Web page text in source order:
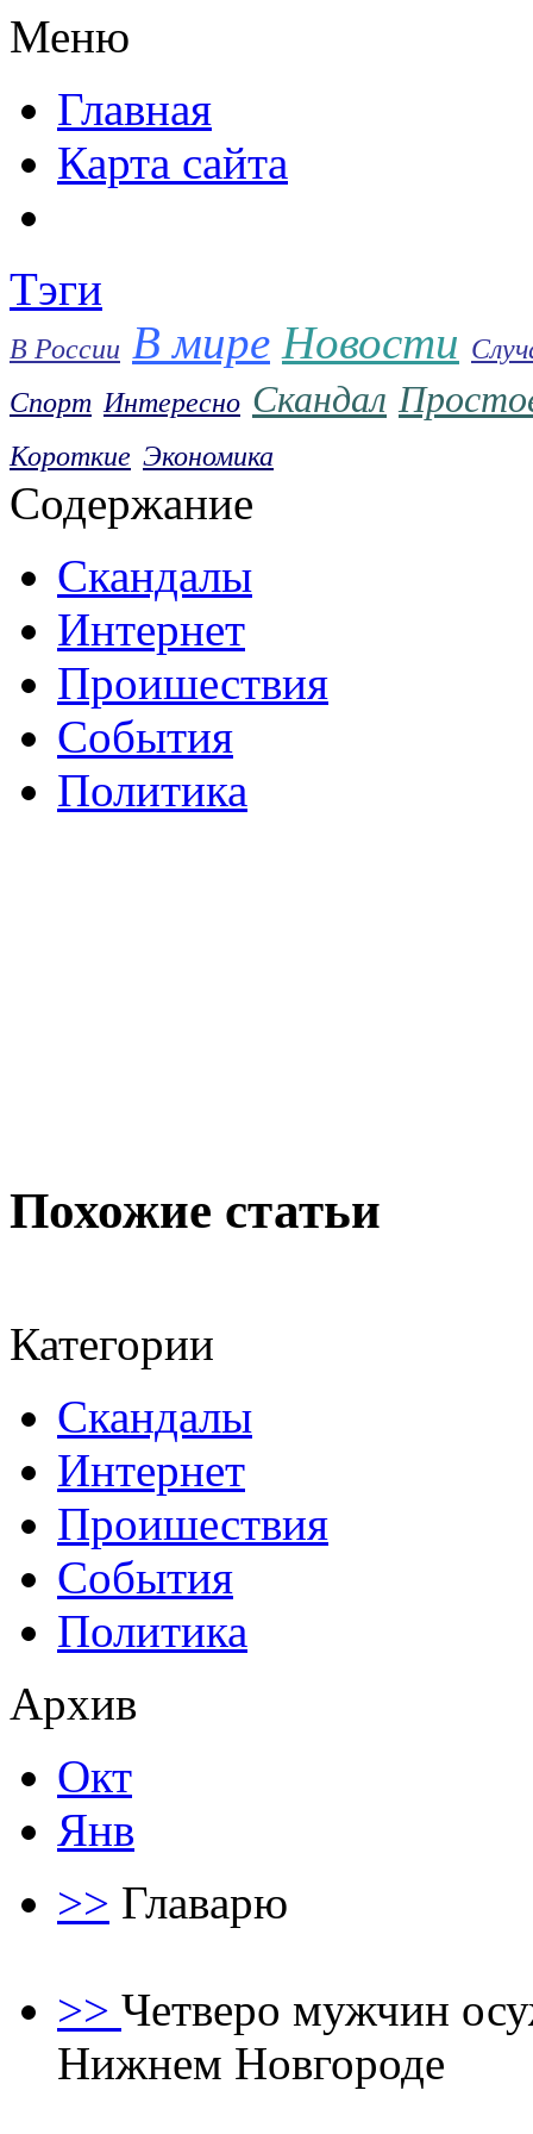
Меню
Главнaя
Карта caйта
Тэги
В России В мире Новости
Спорт Интересно Скандал
Короткие Экономика
Содержание
Скандалы
Интернeт
Проишествия
События
Политика
Похожие статьи
Категории
Скандалы
Интернeт
Проишествия
События
Политика
Архив
Окт
Янв
>> Главaрю
>> Четверо мужчин
Нижнем Новгороде